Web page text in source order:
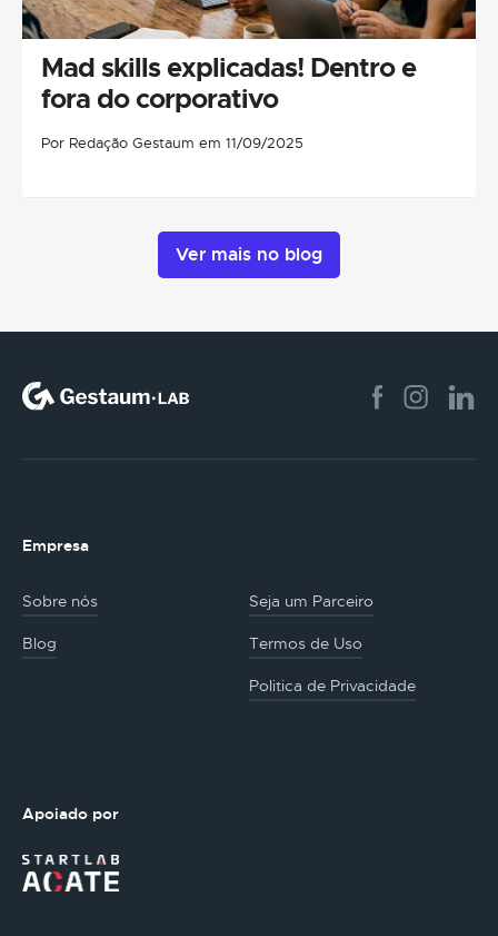
Mad skills explicadas! Dentro e
fora do corporativo
Por Redação Gestaum em 11/09/2025
Ver mais no blog
Empresa
Sobre nós Seja um Parceiro
Blog Termos de Uso
Politica de Privacidade
Apoiado por